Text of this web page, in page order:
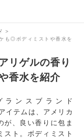
>
も◎ボディミストや香水を
リゲルの香り
香水を紹介
ランスブランド
イテムは、アメリカ
が、良い香りに包ま
スト。ボディミスト